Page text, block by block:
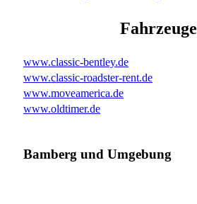
Fahrzeuge
www.classic-bentley.de
www.classic-roadster-rent.de
www.moveamerica.de
www.oldtimer.de
Bamberg und Umgebung